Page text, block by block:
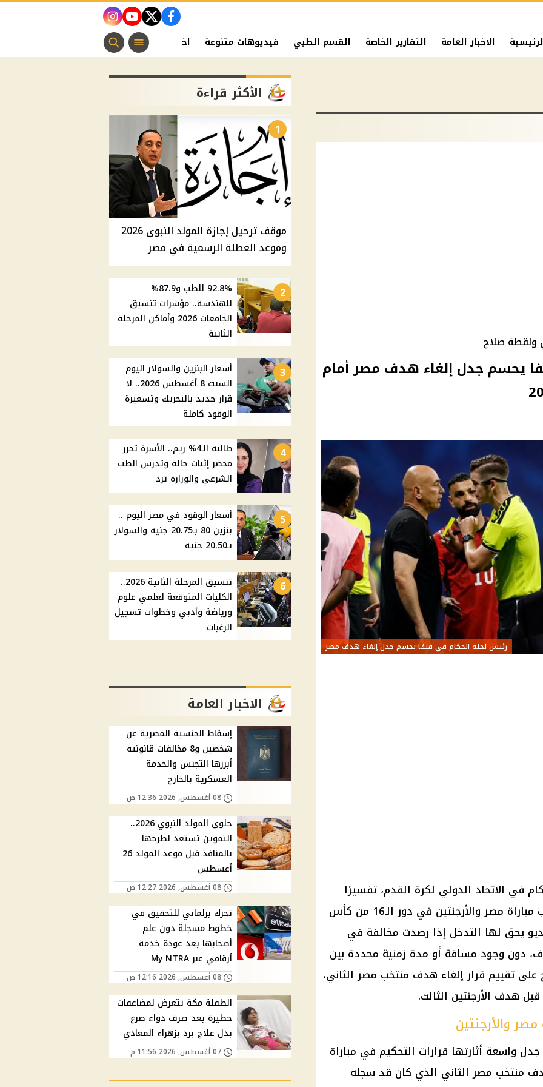
facebook
twitter
youtube
instagram
الاخبار العامة التقارير الخاصة القسم الطبي فيديوهات متنوعة اخبار الفن منوعات مسيحية
صلاح
يحسم جدل إلغاء هدف مصر أمام
رئيس لجنة الحكام في فيفا يحسم جدل إلغاء هدف مصر
في الاتحاد الدولي لكرة القدم، تفسيرًا
رسميًا للجدل التحكيمي الذي صاحب مباراة مصر والأرجنتين في دور الـ16 من كأس
الفيديو يحق لها التدخل إذا رصدت مخالفة في
دون وجود مسافة أو مدة زمنية محددة بين
تقييم قرار إلغاء هدف منتخب مصر الثاني،
هدف الأرجنتين الثالث.
والأرجنتين
واسعة أثارتها قرارات التحكيم في مباراة
منتخب مصر الثاني الذي كان قد سجله
الأكثر قراءة
1
موقف ترحيل إجازة المولد النبوي 2026
وموعد العطلة الرسمية في مصر
2
92.8% للطب و87.9%
للهندسة.. مؤشرات تنسيق
الجامعات 2026 وأماكن المرحلة
الثانية
3
أسعار البنزين والسولار اليوم
السبت 8 أغسطس 2026.. لا
قرار جديد بالتحريك وتسعيرة
الوقود كاملة
4
طالبة الـ4% ريم.. الأسرة تحرر
محضر إثبات حالة وتدرس الطب
الشرعي والوزارة ترد
5
أسعار الوقود في مصر اليوم ..
بنزين 80 بـ20.75 جنيه والسولار
بـ20.50 جنيه
6
تنسيق المرحلة الثانية 2026..
الكليات المتوقعة لعلمي علوم
ورياضة وأدبي وخطوات تسجيل
الرغبات
الاخبار العامة
إسقاط الجنسية المصرية عن
شخصين و8 مخالفات قانونية
أبرزها التجنس والخدمة
العسكرية بالخارج
08 أغسطس, 2026 12:36 ص
حلوى المولد النبوي 2026..
التموين تستعد لطرحها
بالمنافذ قبل موعد المولد 26
أغسطس
08 أغسطس, 2026 12:27 ص
تحرك برلماني للتحقيق في
خطوط مسجلة دون علم
أصحابها بعد عودة خدمة
أرقامي عبر My NTRA
08 أغسطس, 2026 12:16 ص
الطفلة مكة تتعرض لمضاعفات
خطيرة بعد صرف دواء صرع
بدل علاج برد بزهراء المعادي
07 أغسطس, 2026 11:56 م